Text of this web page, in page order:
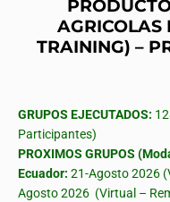
AGRICOLAS
TRAINING) –
GRUPOS EJECUTADOS:
Participantes)
PROXIMOS GRUPOS
Ecuador: 21-Agosto 2026
Agosto 2026 (Virtual –